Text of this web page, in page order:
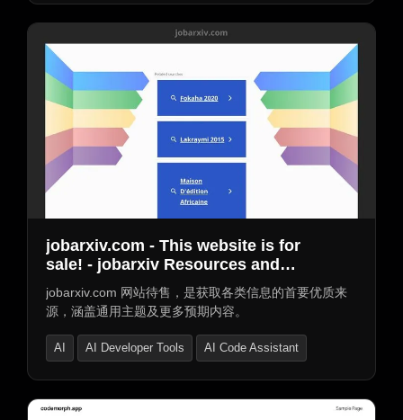
jobarxiv.com - This website is for
sale! - jobarxiv Resources and
Information.
jobarxiv.com 网站待售，是获取各类信息的首要优质来
源，涵盖通用主题及更多预期内容。
AI AI Developer Tools AI Code Assistant